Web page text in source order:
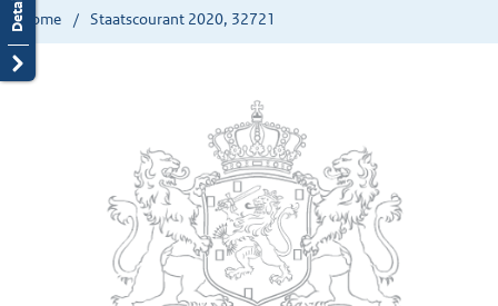
Home Staatscourant 2020, 32721